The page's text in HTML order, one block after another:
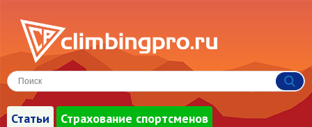
Статьи Страхование спортсменов